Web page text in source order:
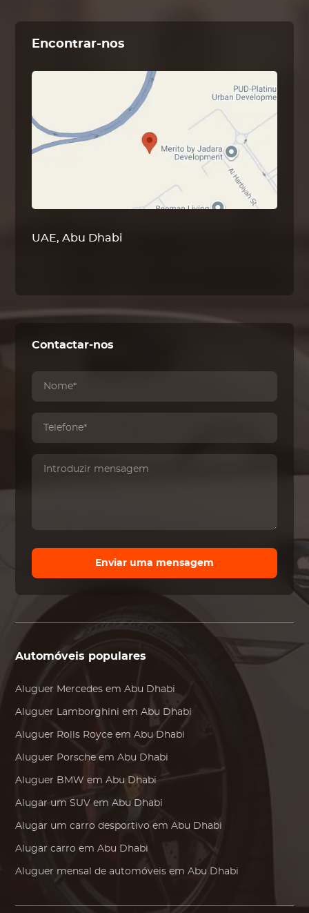
Encontrar-nos
UAE, Abu Dhabi
Contactar-nos
Enviar uma mensagem
Automóveis populares
Aluguer Mercedes em Abu Dhabi
Aluguer Lamborghini em Abu Dhabi
Aluguer Rolls Royce em Abu Dhabi
Aluguer Porsche em Abu Dhabi
Aluguer BMW em Abu Dhabi
Alugar um SUV em Abu Dhabi
Alugar um carro desportivo em Abu Dhabi
Alugar carro em Abu Dhabi
Aluguer mensal de automóveis em Abu Dhabi